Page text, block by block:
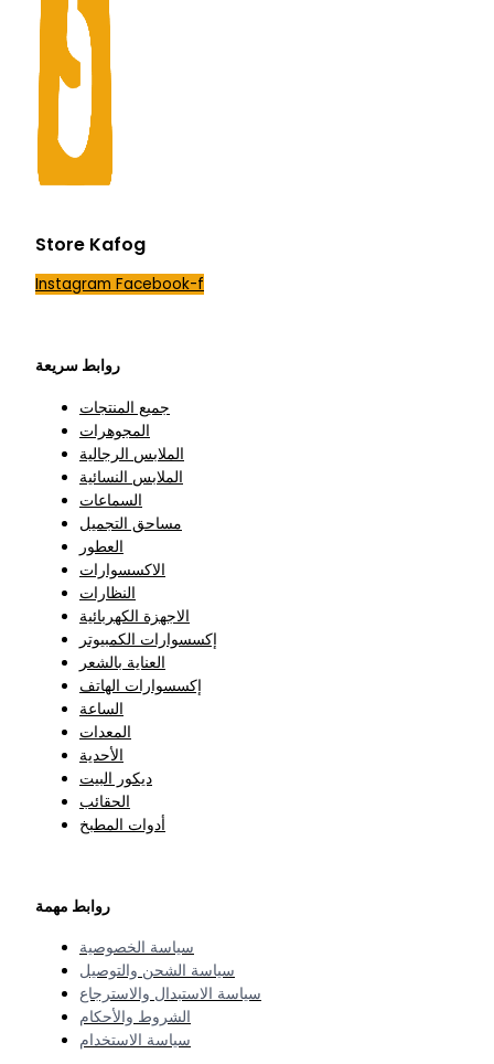
Store Kafog
Instagram Facebook-f
روابط سريعة
جميع المنتجات
المجوهرات
الملابس الرجالية
الملابس النسائية
السماعات
مساحق التجميل
العطور
الاكسسوارات
النظارات
الاجهزة الكهربائية
إكسسوارات الكمبيوتر
العناية بالشعر
إكسسوارات الهاتف
الساعة
المعدات
الأحدية
ديكور البيت
الحقائب
أدوات المطبخ
روابط مهمة
سياسة الخصوصية
سياسة الشحن والتوصيل
سياسة الاستبدال والاسترجاع
الشروط والأحكام
سياسة الاستخدام